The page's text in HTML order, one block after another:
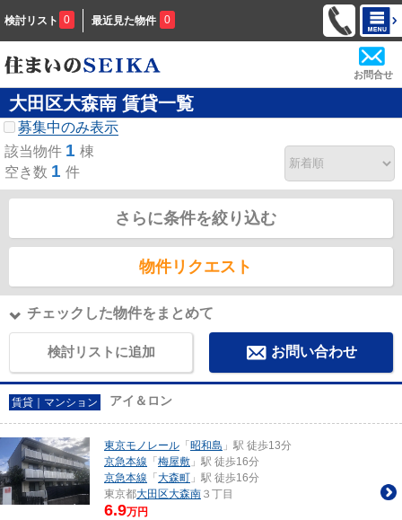
検討リスト 0 最近見た物件 0
お問合せ
大田区大森南 賃貸一覧
募集中のみ表示
該当物件 1 棟
空き数 1 件
さらに条件を絞り込む
物件リクエスト
チェックした物件をまとめて
検討リストに追加 お問い合わせ
賃貸｜マンション アイ＆ロン
東京モノレール 「 昭和島 」駅 徒歩13分
京急本線 「 梅屋敷 」駅 徒歩16分
京急本線 「 大森町 」駅 徒歩16分
東京都大田区大森南 ３丁目
6.9万円